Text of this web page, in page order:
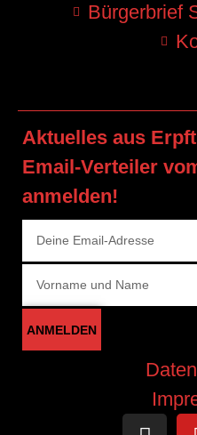
Bürgerbrief
Aktuelles aus
Email-Verteiler
anmelden!
ANMELDEN